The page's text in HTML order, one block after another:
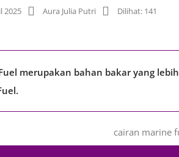
2025 Aura Julia Putri Dilihat: 141
merupakan bahan bakar yang